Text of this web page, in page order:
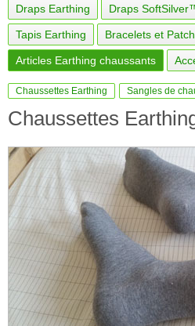
Draps Earthing Draps
Tapis Earthing Bracelets et
Articles Earthing chaussants
Chaussettes Earthing Sangles de
Chaussettes